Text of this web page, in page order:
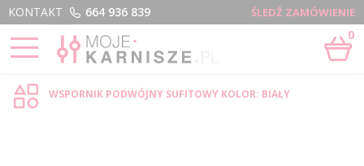
Menu
KONTAKT ŚLEDŹ ZAMÓWIENIE
664 936 839
0
STRONA GŁÓWNA › PODWÓJNY SUFITOWY - SKLEP INTERNETOWY
WSPORNIK PODWÓJNY SUFITOWY KOLOR: BIAŁY